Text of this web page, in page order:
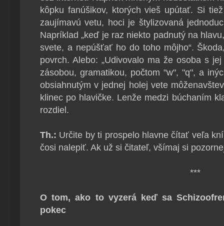
kôpku fanúšikov, ktorých vieš upútať. Si
zaujímavú vetu, hoci je štylizovaná
Napríklad „keď je raz niekto padnutý na
svete, a nepúšťať ho do toho môjho“.
povrch. Alebo: „Udivovalo ma že osoba s
zásobou, gramatikou, počtom "w", "q", a
obsiahnutým v jednej holej vete
klinec po hlavičke. Lenže medzi búchaním
rozdiel.
Th.: Určite by ti prospelo hlavne čítať veľa
čosi nalepiť. Ak už si čitateľ, všímaj si
***
O tom, ako to vyzerá keď sa
pokec